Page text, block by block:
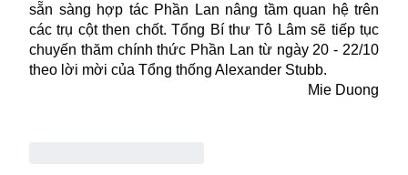
sẵn sàng hợp tác Phần Lan nâng tầm quan hệ trên
các trụ cột then chốt. Tổng Bí thư Tô Lâm sẽ tiếp tục
chuyến thăm chính thức Phần Lan từ ngày 20 - 22/10
theo lời mời của Tổng thống Alexander Stubb.
Mie Duong